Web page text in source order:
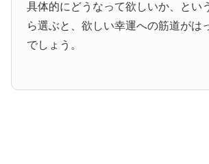
具体的にどうなって欲しいか、とい
ら選ぶと、欲しい幸運への筋道がは
でしょう。